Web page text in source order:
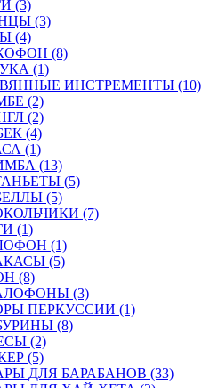
(3)
(3)
(4)
(8)
(1)
ИНСТРЕМЕНТЫ (10)
(2)
(2)
(4)
(1)
(13)
(5)
(5)
(7)
(1)
(1)
(5)
(8)
(3)
ПЕРКУССИИ (1)
(8)
(2)
(5)
ДЛЯ БАРАБАНОВ (33)